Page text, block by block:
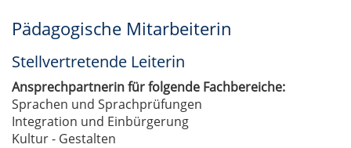
Pädagogische Mitarbeiterin
Stellvertretende Leiterin
Ansprechpartnerin für folgende Fachbereiche:
Sprachen und Sprachprüfungen
Integration und Einbürgerung
Kultur - Gestalten